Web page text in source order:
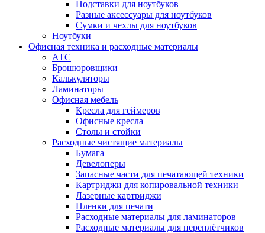
Подставки для ноутбуков
Разные аксессуары для ноутбуков
Сумки и чехлы для ноутбуков
Ноутбуки
Офисная техника и расходные материалы
АТС
Брошюровщики
Калькуляторы
Ламинаторы
Офисная мебель
Кресла для геймеров
Офисные кресла
Столы и стойки
Расходные чистящие материалы
Бумага
Девелоперы
Запасные части для печатающей техники
Картриджи для копировальной техники
Лазерные картриджи
Пленки для печати
Расходные материалы для ламинаторов
Расходные материалы для переплётчиков